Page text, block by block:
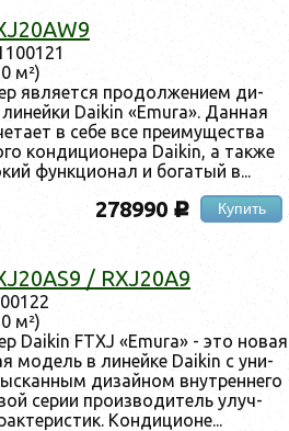
м²)
яв­ля­ет­ся про­дол­же­ни­ем ди­
Daikin «Emura». Дан­ная
в се­бе все пре­иму­щес­тва
кон­ди­ци­оне­ра Daikin, а так­же
фун­кци­онал и бо­гатый в...
278990 c Купить
/ RXJ20A9
м²)
Daikin FTXJ «Emura» - это но­вая
мо­дель в ли­ней­ке Daikin с уни­
ди­зай­ном внут­ренне­го
се­рии про­из­во­дитель улуч­
Кон­ди­ци­оне...